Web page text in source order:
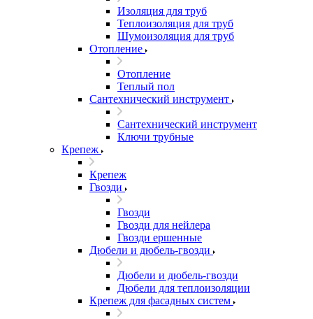
Изоляция для труб
Теплоизоляция для труб
Шумоизоляция для труб
Отопление
Отопление
Теплый пол
Сантехнический инструмент
Сантехнический инструмент
Ключи трубные
Крепеж
Крепеж
Гвозди
Гвозди
Гвозди для нейлера
Гвозди ершенные
Дюбели и дюбель-гвозди
Дюбели и дюбель-гвозди
Дюбели для теплоизоляции
Крепеж для фасадных систем